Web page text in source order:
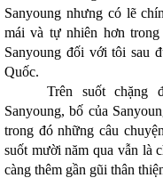
Sanyoung nhưng có lẽ
mái và tự nhiên hơn
Sanyoung đối với tôi sau
Quốc.
Trên suốt chặng
Sanyoung, bố của
trong đó những câu
suốt mười năm qua vẫn là
càng thêm gần gũi thân